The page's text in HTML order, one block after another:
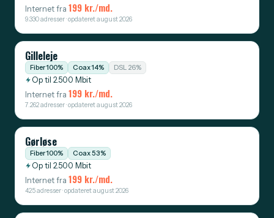
Internet fra 199 kr./md.
9.330 adresser · opdateret august 2026
Gilleleje
Fiber 100% Coax 14% DSL 26%
Op til 2.500 Mbit
Internet fra 199 kr./md.
7.262 adresser · opdateret august 2026
Gørløse
Fiber 100% Coax 53%
Op til 2.500 Mbit
Internet fra 199 kr./md.
425 adresser · opdateret august 2026